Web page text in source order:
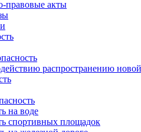
правовые акты
распространению
на воде
спортивных площадок